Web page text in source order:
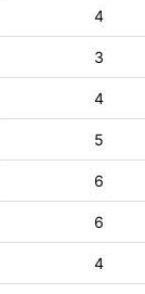
4
3
4
5
6
6
4